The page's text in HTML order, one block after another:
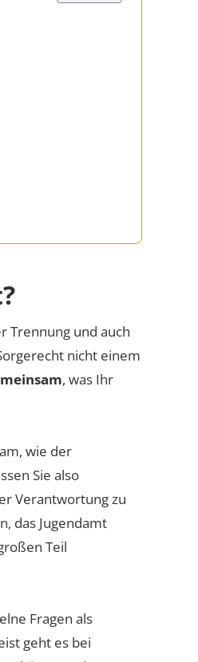
Trennung und auch
nicht einem
, was Ihr
wie der
Sie also
Verantwortung zu
das Jugendamt
Teil
Fragen als
geht es bei